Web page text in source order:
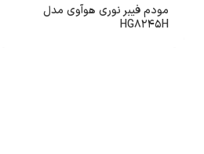
مودم فیبر نوری هوآوی مدل
HG8245H